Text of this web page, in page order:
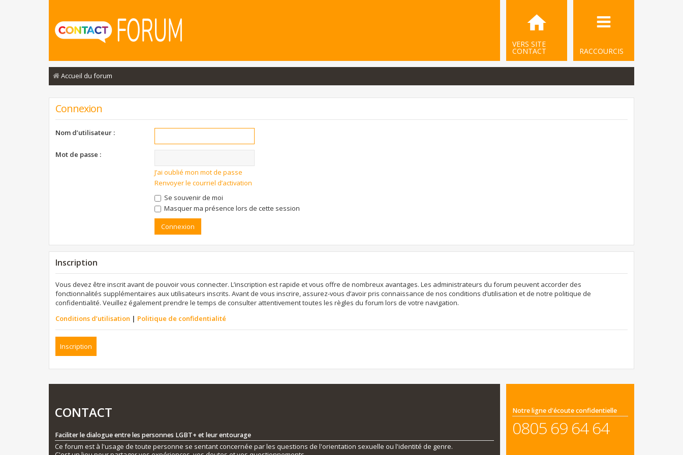
RACCOURCIS
VERS SITE
CONTACT
Accueil du forum
Connexion
Nom d’utilisateur :
Mot de passe :
J’ai oublié mon mot de passe
Renvoyer le courriel d’activation
Se souvenir de moi
Masquer ma présence lors de cette session
Inscription
Vous devez être inscrit avant de pouvoir vous connecter. L’inscription est rapide et vous offre de nombreux avantages. Les administrateurs du forum peuvent accorder des
fonctionnalités supplémentaires aux utilisateurs inscrits. Avant de vous inscrire, assurez-vous d’avoir pris connaissance de nos conditions d’utilisation et de notre politique de
confidentialité. Veuillez également prendre le temps de consulter attentivement toutes les règles du forum lors de votre navigation.
Conditions d’utilisation | Politique de confidentialité
Inscription
CONTACT
Faciliter le dialogue entre les personnes LGBT+ et leur entourage
Ce forum est à l'usage de toute personne se sentant concernée par les questions de l'orientation sexuelle ou l'identité de genre.
Notre ligne d'écoute confidentielle
0805 69 64 64